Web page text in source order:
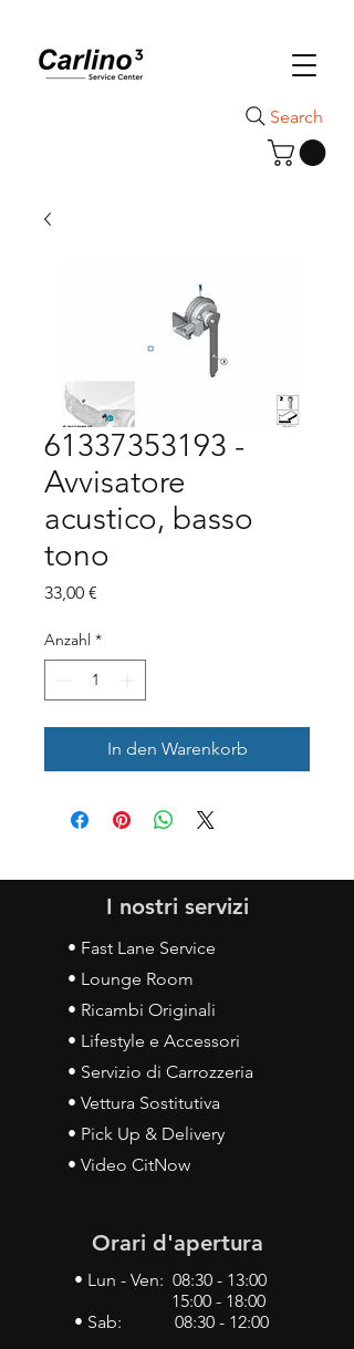
Search
61337353193 -
Avvisatore
acustico, basso
tono
33,00 €
Anzahl *
In den Warenkorb
I nostri servizi
• Fast Lane Service
• Lounge Room
• Ricambi Originali
• Lifestyle e Accessori
• Servizio di Carrozzeria
• Vettura Sostitutiva
• Pick Up & Delivery
• Video CitNow
Orari d'apertura
• Lun - Ven: 08:30 - 13:00
15:00 - 18:00
• Sab: 08:30 - 12:00